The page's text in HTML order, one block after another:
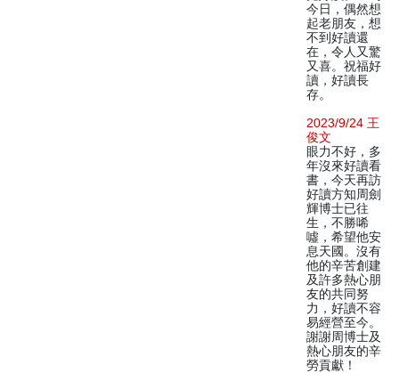
今日，偶然想
起老朋友，想
不到好讀還
在，令人又驚
又喜。祝福好
讀，好讀長
存。
2023/9/24 王
俊文
眼力不好，多
年沒來好讀看
書，今天再訪
好讀方知周劍
輝博士已往
生，不勝唏
噓，希望他安
息天國。沒有
他的辛苦創建
及許多熱心朋
友的共同努
力，好讀不容
易經營至今。
謝謝周博士及
熱心朋友的辛
勞貢獻！